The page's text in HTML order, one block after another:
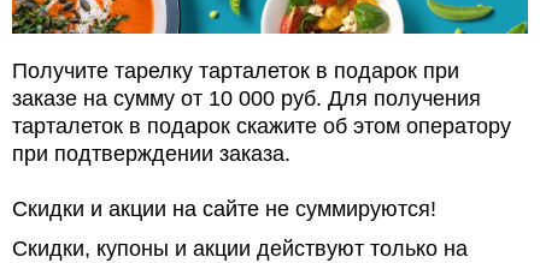
Получите тарелку тарталеток в подарок при
заказе на сумму от 10 000 руб. Для получения
тарталеток в подарок скажите об этом оператору
при подтверждении заказа.
Скидки и акции на сайте не суммируются!
Скидки, купоны и акции действуют только на